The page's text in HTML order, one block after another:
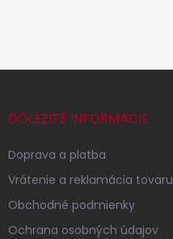
Z
p
ä
e
DÔLEŽITÉ INFORMÁCIE
Doprava a platba
Vrátenie a reklamácia tovaru
Obchodné podmienky
Ochrana osobných údajov